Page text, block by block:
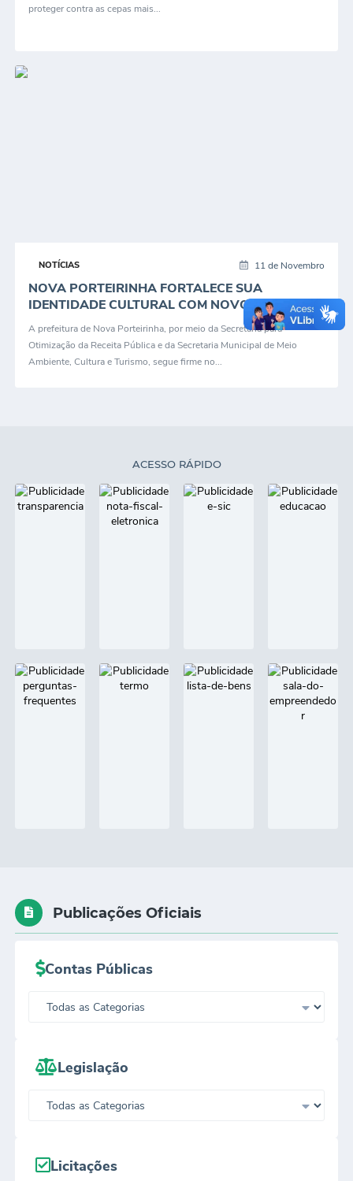
proteger contra as cepas mais...
NOTÍCIAS 11 de Novembro
NOVA PORTEIRINHA FORTALECE SUA
IDENTIDADE CULTURAL COM NOVOS BENS
INVENTARIADOS...
A prefeitura de Nova Porteirinha, por meio da Secretaria para
Otimização da Receita Pública e da Secretaria Municipal de Meio
Ambiente, Cultura e Turismo, segue firme no...
ACESSO RÁPIDO
Publicações Oficiais
Contas Públicas
Legislação
Licitações